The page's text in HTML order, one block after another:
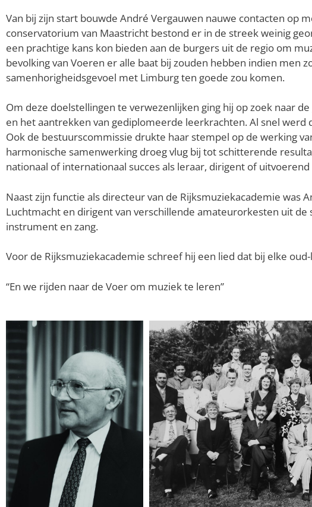
Van bij zijn start bouwde André Vergauwen nauwe contacten op
conservatorium van Maastricht bestond er in de streek weinig
een prachtige kans kon bieden aan de burgers uit de regio om
bevolking van Voeren er alle baat bij zouden hebben indien men
samenhorigheidsgevoel met Limburg ten goede zou komen.
Om deze doelstellingen te verwezenlijken ging hij op zoek naar
en het aantrekken van gediplomeerde leerkrachten. Al snel
Ook de bestuurscommissie drukte haar stempel op de werking
harmonische samenwerking droeg vlug bij tot schitterende
nationaal of internationaal succes als leraar, dirigent of uitvoerend
Naast zijn functie als directeur van de Rijksmuziekacademie was
Luchtmacht en dirigent van verschillende amateurorkesten uit
instrument en zang.
Voor de Rijksmuziekacademie schreef hij een lied dat bij elke
“En we rijden naar de Voer om muziek te leren”